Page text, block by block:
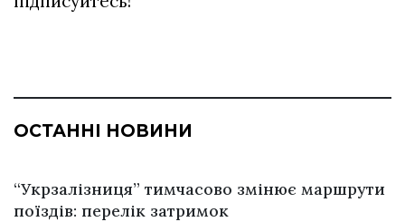
ОСТАННІ НОВИНИ
“Укрзалізниця” тимчасово змінює маршрути
поїздів: перелік затримок